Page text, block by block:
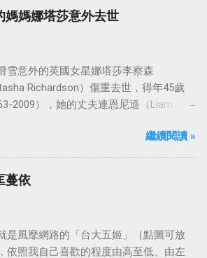
道首播，共播出了249集。 令人懷念的愛
律：
媽媽娜塔莎意外去世
雪意外的英國女星娜塔莎李察森
Richardson）傷重去世，得年45歲
2009），她的丈夫連恩尼遜（Liam
心，希望外界給他們空間撫平傷痛。繼續閱讀 »
蔓依
是風靡網路的「台大五姬」（點圖可放
依照我自己喜歡的程度由高至低、由左